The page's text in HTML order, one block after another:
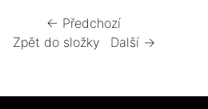
← Předchozí
Zpět do složky
Další →